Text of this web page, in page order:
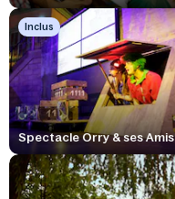
Inclus
Spectacle Orry & ses Amis